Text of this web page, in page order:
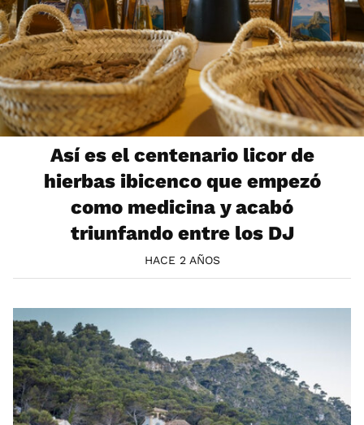
Así es el centenario licor de
hierbas ibicenco que empezó
como medicina y acabó
triunfando entre los DJ
HACE 2 AÑOS